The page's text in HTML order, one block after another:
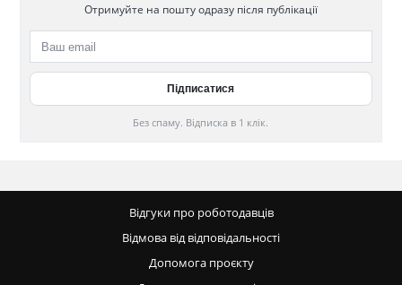
Отримуйте на пошту одразу після публікації
Без спаму. Відписка в 1 клік.
Відгуки про роботодавців
Відмова від відповідальності
Допомога проєкту